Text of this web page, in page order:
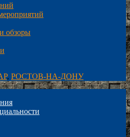
обзоры
, РОСТОВ-НА-ДОНУ